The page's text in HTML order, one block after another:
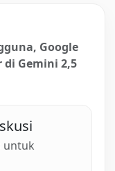
Google
di Gemini 2,5
untuk